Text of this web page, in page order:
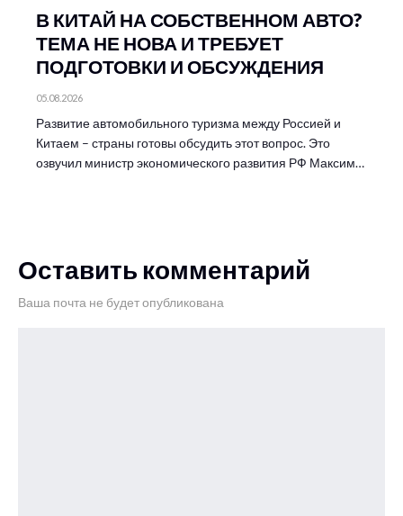
В КИТАЙ НА СОБСТВЕННОМ АВТО?
ТЕМА НЕ НОВА И ТРЕБУЕТ
ПОДГОТОВКИ И ОБСУЖДЕНИЯ
05.08.2026
Развитие автомобильного туризма между Россией и
Китаем – страны готовы обсудить этот вопрос. Это
озвучил министр экономического развития РФ Максим…
Оставить комментарий
Ваша почта не будет опубликована